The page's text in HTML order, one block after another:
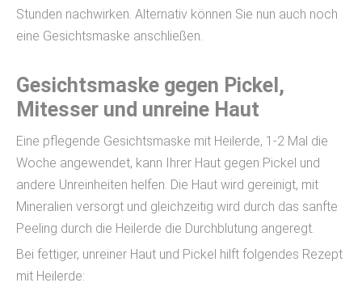
Stunden nachwirken. Alternativ können Sie nun auch noch
eine Gesichtsmaske anschließen.
Gesichtsmaske gegen Pickel,
Mitesser und unreine Haut
Eine pflegende Gesichtsmaske mit Heilerde, 1-2 Mal die
Woche angewendet, kann Ihrer Haut gegen Pickel und
andere Unreinheiten helfen. Die Haut wird gereinigt, mit
Mineralien versorgt und gleichzeitig wird durch das sanfte
Peeling durch die Heilerde die Durchblutung angeregt.
Bei fettiger, unreiner Haut und Pickel hilft folgendes Rezept
mit Heilerde: